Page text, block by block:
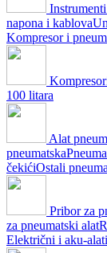
napona i kablova
Kompresor i
100 litara
Alat
pneumatska
čekićiOstali
Pribor za
za pneumatski alat
Električni i aku-alati